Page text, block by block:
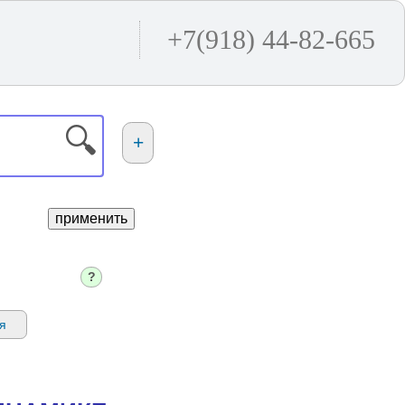
+7(918) 44-82-665
🔍 +
применить
?